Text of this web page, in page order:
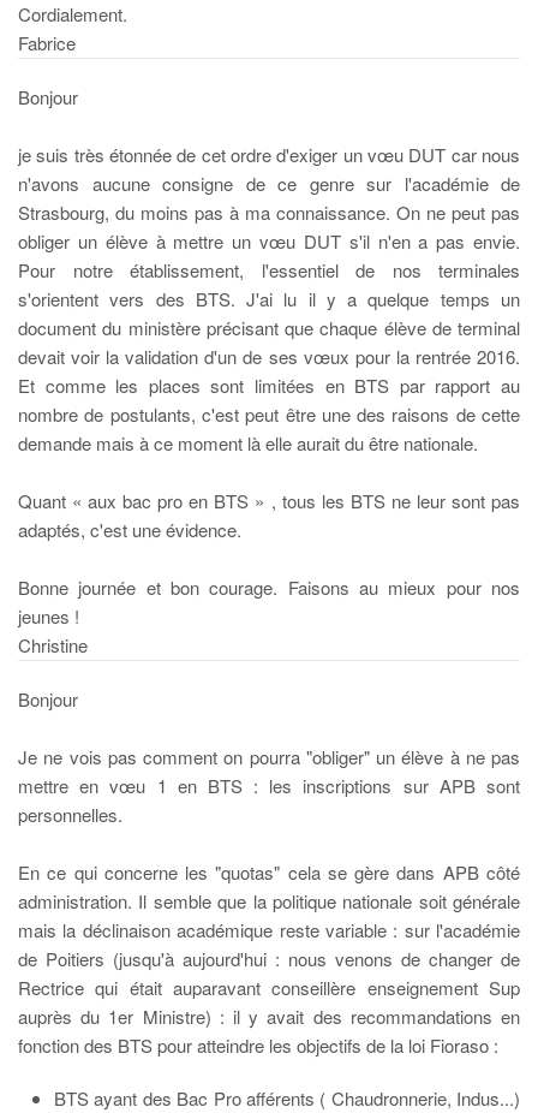
Cordialement.
Fabrice
Bonjour
je suis très étonnée de cet ordre d'exiger un vœu DUT car nous
n'avons aucune consigne de ce genre sur l'académie de
Strasbourg, du moins pas à ma connaissance. On ne peut pas
obliger un élève à mettre un vœu DUT s'il n'en a pas envie.
Pour notre établissement, l'essentiel de nos terminales
s'orientent vers des BTS. J'ai lu il y a quelque temps un
document du ministère précisant que chaque élève de terminal
devait voir la validation d'un de ses vœux pour la rentrée 2016.
Et comme les places sont limitées en BTS par rapport au
nombre de postulants, c'est peut être une des raisons de cette
demande mais à ce moment là elle aurait du être nationale.
Quant « aux bac pro en BTS » , tous les BTS ne leur sont pas
adaptés, c'est une évidence.
Bonne journée et bon courage. Faisons au mieux pour nos
jeunes !
Christine
Bonjour
Je ne vois pas comment on pourra "obliger" un élève à ne pas
mettre en vœu 1 en BTS : les inscriptions sur APB sont
personnelles.
En ce qui concerne les "quotas" cela se gère dans APB côté
administration. Il semble que la politique nationale soit générale
mais la déclinaison académique reste variable : sur l'académie
de Poitiers (jusqu'à aujourd'hui : nous venons de changer de
Rectrice qui était auparavant conseillère enseignement Sup
auprès du 1er Ministre) : il y avait des recommandations en
fonction des BTS pour atteindre les objectifs de la loi Fioraso :
BTS ayant des Bac Pro afférents ( Chaudronnerie, Indus...)